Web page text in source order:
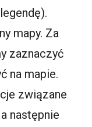
mapy. Za
zaznaczyć
na mapie.
związane
następnie